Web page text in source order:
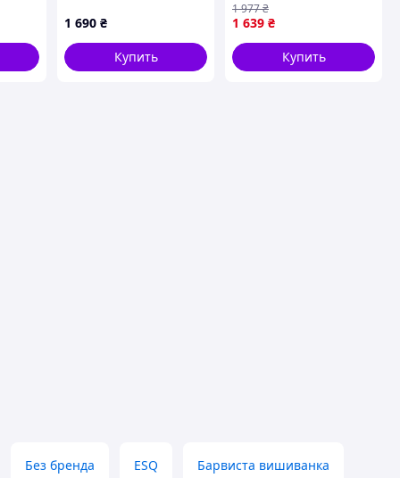
гладью
1 690 ₴
Купить
базовый классический
из кашемира на
завязке DBUY Жіночий
жакет із вишивкою
1 639 ₴
1 977₴
Купить
Без бренда ESQ Барвиста вишиванка